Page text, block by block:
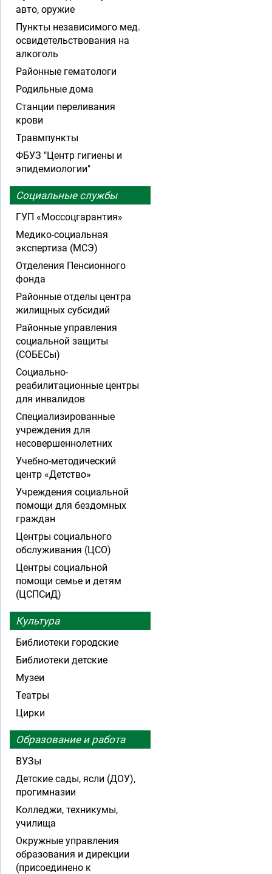
авто, оружие
Пункты независимого мед.
освидетельствования на
алкоголь
Районные гематологи
Родильные дома
Станции переливания
крови
Травмпункты
ФБУЗ "Центр гигиены и
эпидемиологии"
Социальные службы
ГУП «Моссоцгарантия»
Медико-социальная
экспертиза (МСЭ)
Отделения Пенсионного
фонда
Районные отделы центра
жилищных субсидий
Районные управления
социальной защиты
(СОБЕСы)
Социально-
реабилитационные центры
для инвалидов
Специализированные
учреждения для
несовершеннолетних
Учебно-методический
центр «Детство»
Учреждения социальной
помощи для бездомных
граждан
Центры социального
обслуживания (ЦСО)
Центры социальной
помощи семье и детям
(ЦСПСиД)
Культура
Библиотеки городские
Библиотеки детские
Музеи
Театры
Цирки
Образование и работа
ВУЗы
Детские сады, ясли (ДОУ),
прогимназии
Колледжи, техникумы,
училища
Окружные управления
образования и дирекции
(присоединено к